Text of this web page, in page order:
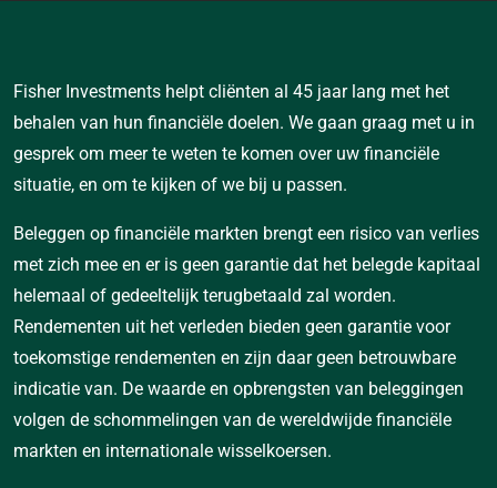
Fisher Investments helpt cliënten al 45 jaar lang met het
behalen van hun financiële doelen. We gaan graag met u in
gesprek om meer te weten te komen over uw financiële
situatie, en om te kijken of we bij u passen.
Beleggen op financiële markten brengt een risico van verlies
met zich mee en er is geen garantie dat het belegde kapitaal
helemaal of gedeeltelijk terugbetaald zal worden.
Rendementen uit het verleden bieden geen garantie voor
toekomstige rendementen en zijn daar geen betrouwbare
indicatie van. De waarde en opbrengsten van beleggingen
volgen de schommelingen van de wereldwijde financiële
markten en internationale wisselkoersen.